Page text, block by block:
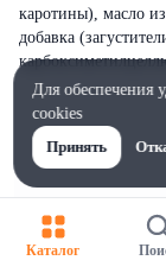
каротины), масло
добавка
Каталог
Для обеспечения
cookies
Принять